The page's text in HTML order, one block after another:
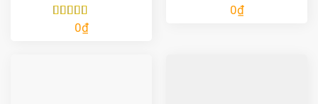
Được xếp
0₫
0₫